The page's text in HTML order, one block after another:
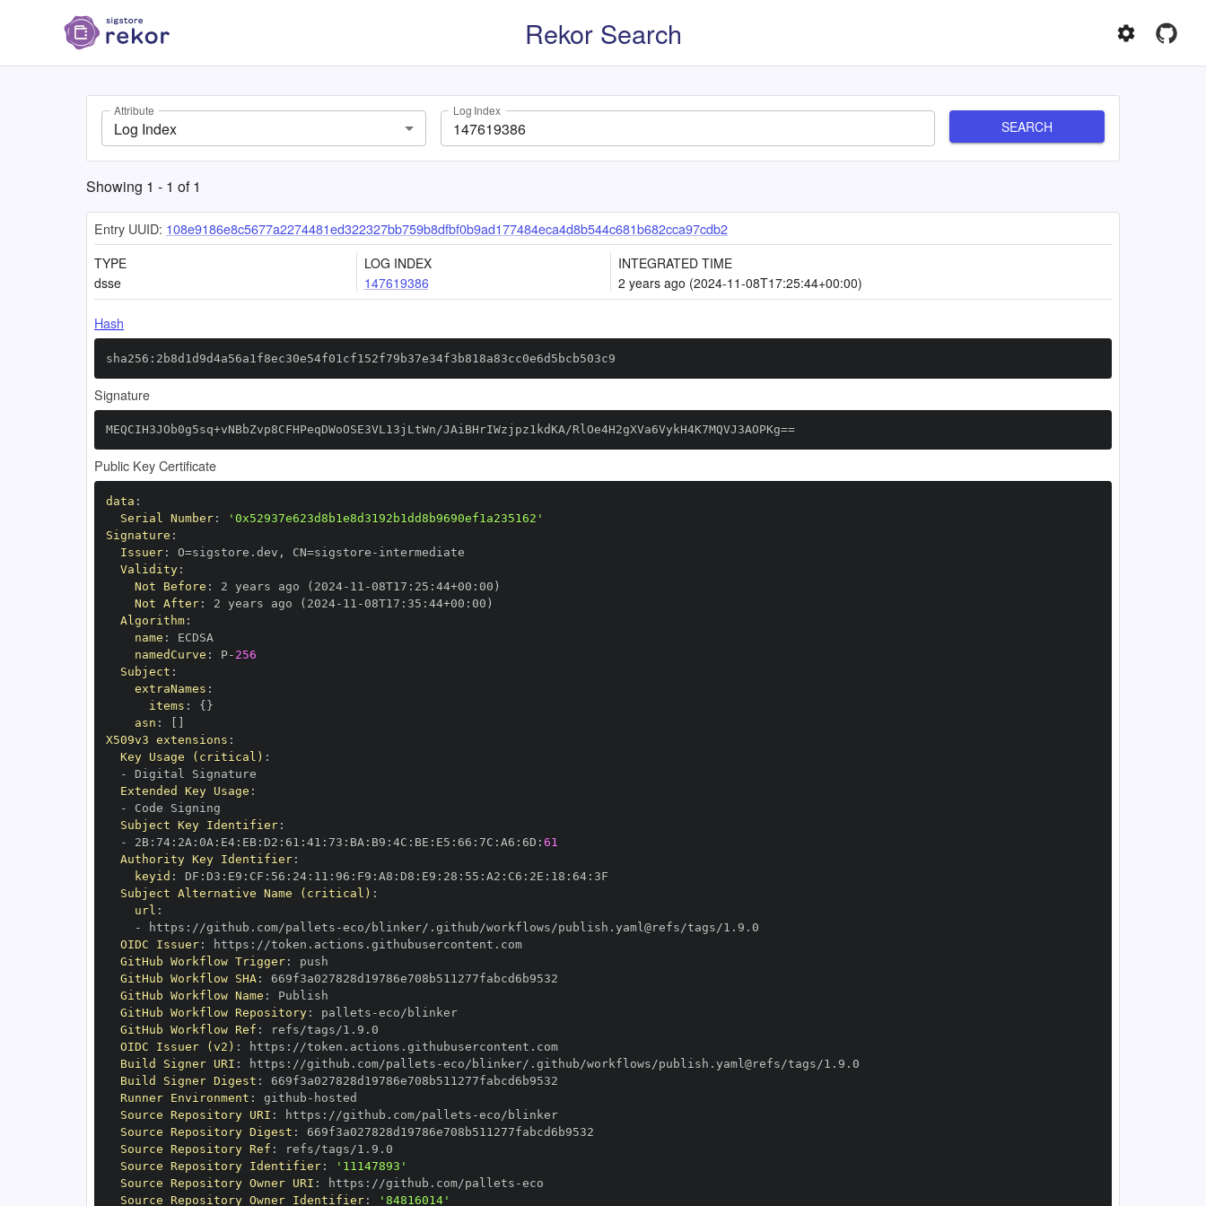
Rekor Search
Attribute
Log Index
Log Index
SEARCH
Showing 1 - 1 of1
Entry UUID: 108e9186e8c5677a2274481ed322327bb759b8dfbf0b9ad177484eca4d8b544c681b682cca97cdb2
TYPE
dsse
LOG INDEX
147619386
INTEGRATED TIME
2 years ago (2024-11-08T17:25:44+00:00)
Hash
sha256:2b8d1d9d4a56a1f8ec30e54f01cf152f79b37e34f3b818a83cc0e6d5bcb503c9
Signature
MEQCIH3JOb0g5sq+vNBbZvp8CFHPeqDWoOSE3VL13jLtWn/JAiBHrIWzjpz1kdKA/RlOe4H2gXVa6VykH4K7MQVJ3AOPKg==
Public Key Certificate
data :
Serial Number:
'0x52937e623d8b1e8d3192b1dd8b9690ef1a235162'
Signature :
Issuer: O=sigstore.dev , CN=sigstore -
Validity:
Not Before : 2 years ago (2024- 11 -08T17 : 25 : 44+00 :
Not After: 2 years ago (2024- 11 -08T17 : 35 : 44+00 :
Algorithm:
name :
namedCurve : P- 256
Subject :
extraNames :
items : { }
asn :
X509v3 extensions :
Key Usage (critical) :
-
Extended Key Usage :
-
Subject Key Identifier:
-
2B: 74: 2A : 0A : E4: EB: D2 : 61 : 41 : 73 : BA : B9 : 4C : BE : E5 : 66 : 7C : A6 : 6D : 61
Authority Key Identifier:
keyid : DF : D3 : E9 : CF : 56 : 24: 11 : 96 : F9 : A8 : D8 : E9 : 28 : 55 : A2 : C6 : 2E : 18 : 64:
Subject Alternative Name (critical) :
url :
-
https : //github.com/pallets -
OIDC Issuer: https :
//token.actions.githubusercontent.com
GitHub Workflow Trigger:
GitHub Workflow SHA:
GitHub Workflow Name :
GitHub Workflow Repository: pallets -
eco/blinker
GitHub Workflow Ref :
OIDC Issuer (v2) : https :
//token.actions.githubusercontent.com
Build Signer URI : https : //github.com/pallets -
Build Signer Digest :
Runner Environment : github -
Source Repository URI : https : //github.com/pallets -
eco/blinker
Source Repository Digest :
Source Repository Ref :
Source Repository Identifier:
'11147893'
Source Repository Owner URI : https : //github.com/pallets -
Source Repository Owner Identifier: '84816014'